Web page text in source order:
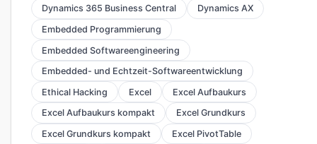
Dynamics 365 Business Central
Dynamics AX
Embedded Programmierung
Embedded Softwareengineering
Embedded- und Echtzeit-Softwareentwicklung
Ethical Hacking
Excel
Excel Aufbaukurs
Excel Aufbaukurs kompakt
Excel Grundkurs
Excel Grundkurs kompakt
Excel PivotTable